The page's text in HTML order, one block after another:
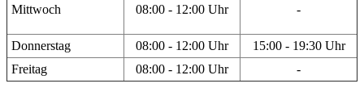
Mittwoch 08:00 - 12:00 Uhr -
Donnerstag 08:00 - 12:00 Uhr
15:00 - 19:30 Uhr
Freitag
08:00 - 12:00 Uhr -